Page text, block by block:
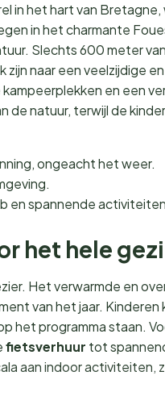
in het hart van Bretagne,
in het charmante
Slechts 600 meter
naar een veelzijdige
en een
de natuur, terwijl de
ongeacht het weer.
en spannende
het hele
Het verwarmde en
van het jaar. Kinderen
het programma staan.
fietsverhuur tot
aan indoor activiteiten,